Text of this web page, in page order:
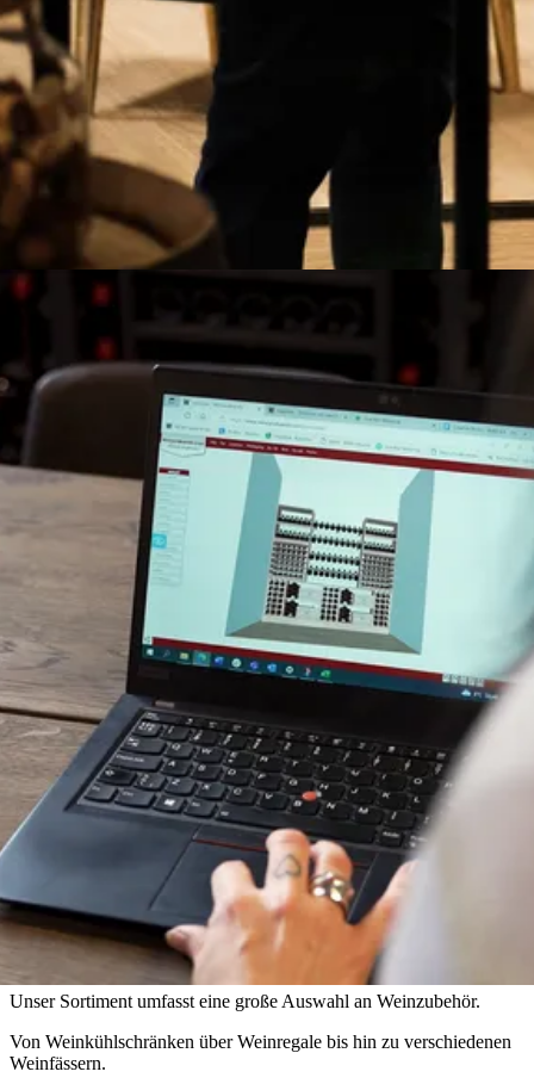
Beratung von Wineandbarrels
Haben Sie Fragen?
Unser Sortiment umfasst eine große Auswahl an Weinzubehör.
Von Weinkühlschränken über Weinregale bis hin zu verschiedenen
Weinfässern.